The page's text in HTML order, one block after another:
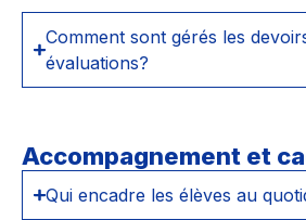
Comment sont gérés les
évaluations?
Accompagnement et
Qui encadre les élèves au